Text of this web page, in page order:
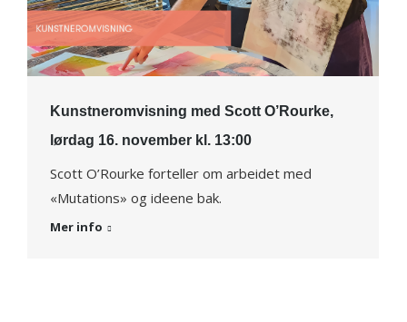
Kunstneromvisning med Scott O’Rourke,
lørdag 16. november kl. 13:00
Scott O’Rourke forteller om arbeidet med
«Mutations» og ideene bak.
Mer info